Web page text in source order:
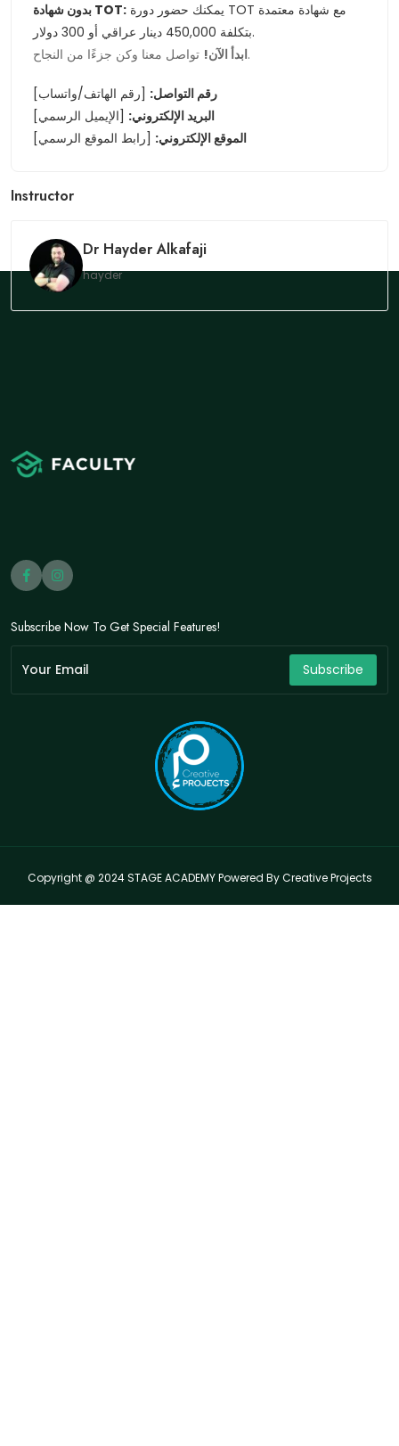
بدون شهادة TOT:
بتكلفة 450,000 دينار عراقي أو 300 دولار.
ابدأ الآن!تواصل معنا وكن جزءًا من النجاح.
رقم التواصل: [رقم الهاتف/واتساب]
البريد الإلكتروني: [الإيميل الرسمي]
الموقع الإلكتروني: [رابط الموقع الرسمي]
Instructor
Dr Hayder Alkafaji
hayder
Subscribe Now To Get Special Features!
Subscribe
Copyright @ 2024 STAGE ACADEMY Powered By Creative Projects